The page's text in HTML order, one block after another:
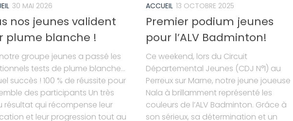
30 MAI 2026
nos jeunes valident
plume blanche !
notre groupe jeunes a passé les
tests de plume blanche…
succès ! 100 % de réussite pour
des participants Un très
résultat qui récompense leur
et leur progression tout au
ACCUEIL 13 OCTOBRE 2025
Premier podium jeunes
pour l’ALV Badminton!
Ce weekend, lors du Circuit
Départemental Jeunes (CDJ N°1) au
Perreux sur Marne, notre jeune joueuse
Nala à brillamment représenté les
couleurs de l’ALV Badminton. Grâce à
son sérieux, sa détermination et un